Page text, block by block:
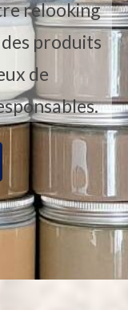
relooking
des produits
de